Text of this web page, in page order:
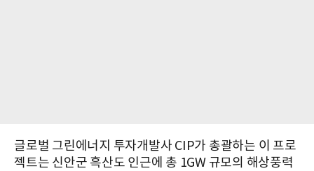
글로벌 그린에너지 투자개발사 CIP가 총괄하는 이 프로
젝트는 신안군 흑산도 인근에 총 1GW 규모의 해상풍력